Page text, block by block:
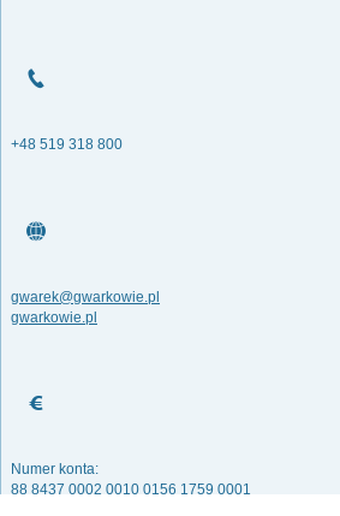
+48 519 318 800
gwarek@gwarkowie.pl
gwarkowie.pl
Numer konta:
88 8437 0002 0010 0156 1759 0001